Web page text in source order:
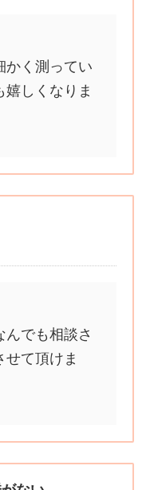
かく測ってい
嬉しくなりま
んでも相談さ
て頂けま